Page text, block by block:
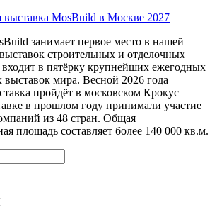
выставка MosBuild в Москве 2027
занимает первое место в нашей
строительных и отделочных
входит в пятёрку крупнейших ежегодных
выставок мира. Весной 2026 года
пройдёт в московском Крокус
в прошлом году принимали участие
из 48 стран. Общая
площадь составляет более 140 000 кв.м.